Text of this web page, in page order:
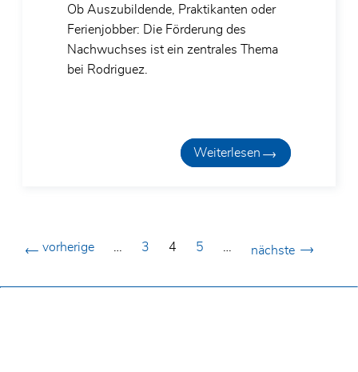
Ob Auszubildende, Praktikanten oder
Ferienjobber: Die Förderung des
Nachwuchses ist ein zentrales Thema
bei Rodriguez.
Weiterlesen
vorherige 3 4 5 nächste